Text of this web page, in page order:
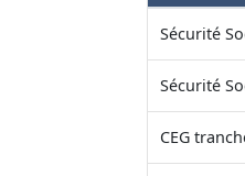
Sécurité
Sécurité
CEG